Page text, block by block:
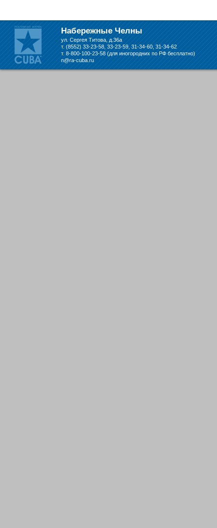
производим в Набережных Челнах
13 Мая 2019
Лазерная гравировка по кругу в
Набережных Челнах
Набережные Челны
ул. Сергея Титова, д.36а
т. (8552) 33-23-58, 33-23-59, 31-34-60, 31-34-62
т. 8-800-100-23-58 (для иногородних по РФ бесплатно)
n@ra-cuba.ru